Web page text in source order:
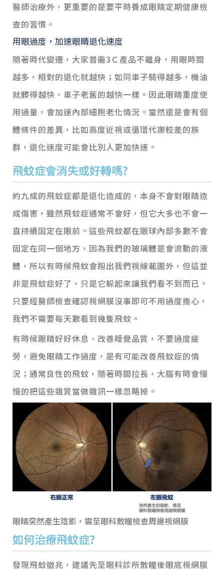
醫師治療外，更重要的是要平時養成眼睛定期健康檢
查的習慣。
用眼過度，加速眼睛退化速度
隨著時代變遷，大家普遍3Ｃ產品不離身，用眼時間
越多，相對的退化就越快；如同車子騎得越多，機油
就髒得越快、車子老舊的越快一樣。因此眼睛重度使
用過量，會加速內部細胞老化情況。當然還是會有個
體條件的差異，比如高度近視或循環代謝較差的族
群，退化速度可能會比別人更加快速。
飛蚊症會消失或好轉嗎?
約九成的飛蚊症都是退化造成的，本身不會對眼睛造
成傷害，雖然飛蚊症通常不會好，但它大多也不會一
直持續固定在眼前。這些飛蚊都在眼球內部多數不會
固定在同一個地方，因為我們的玻璃體是會流動的液
體，所以有時候飛蚊會跑出我們視線範圍外，但這並
非是飛蚊症好了，只是它躲起來讓我們看不到而已。
只要經醫師檢查確認視網膜沒事即可不用過度擔心，
我們不需要每天數看到幾隻飛蚊。
有時候眼睛好好休息、改善睡覺品質，不要過度疲
勞，避免眼睛工作過度，是有可能改善飛蚊症的情
況；通常良性的飛蚊，隨著時間拉長，大腦有時會慢
慢的把這些雜質當做雜訊一樣忽略掉。
眼睛突然產生陰影，需至眼科散瞳檢查周邊視網膜
如何治療飛蚊症?
發現飛蚊徵兆，建議先至眼科診所散瞳後眼底視網膜